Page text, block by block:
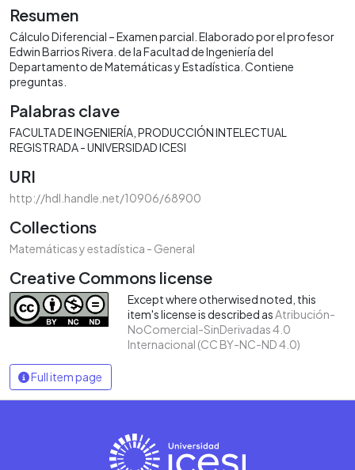
Resumen
Cálculo Diferencial – Examen parcial. Elaborado por el profesor
Edwin Barrios Rivera. de la Facultad de Ingeniería del
Departamento de Matemáticas y Estadística. Contiene
preguntas.
Palabras clave
FACULTA DE INGENIERÍA PRODUCCIÓN INTELECTUAL
REGISTRADA - UNIVERSIDAD ICESI
URI
http://hdl.handle.net/10906/68900
Collections
Matemáticas y estadística - General
Creative Commons license
Except where otherwised noted, this
item's license is described asAtribución-
NoComercial-SinDerivadas 4.0
Internacional (CC BY-NC-ND 4.0)
Full item page